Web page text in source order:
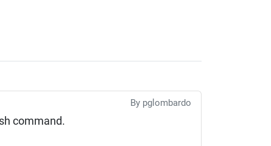
By pglombardo
command.